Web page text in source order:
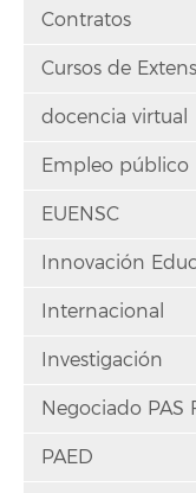
Contratos
Cursos de
docencia virtual
Empleo público
EUENSC
Innovación
Internacional
Investigación
Negociado PAS
PAED